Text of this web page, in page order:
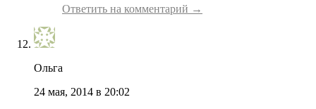
Ответить на комментарий →
Ольга
24 мая, 2014 в 20:02